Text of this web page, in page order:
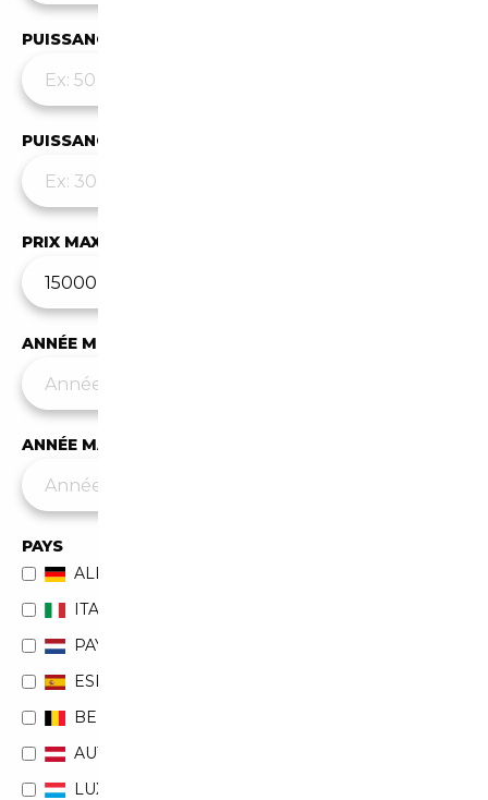
PUISSANCE MIN
PUISSANCE MAX
PRIX MAX (€)
ANNÉE MIN
ANNÉE MAX
PAYS
ALLEMAGNE
ITALIE
PAYS-BAS
ESPAGNE
BELGIQUE
AUTRICHE
LUXEMBOURG